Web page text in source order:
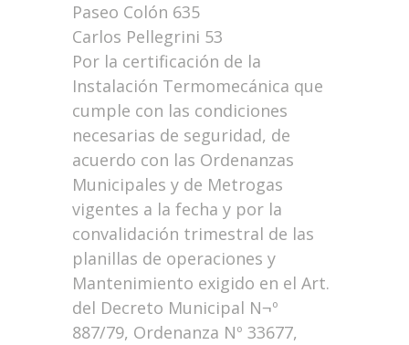
Paseo Colón 635
Carlos Pellegrini 53
Por la certificación de la
Instalación Termomecánica que
cumple con las condiciones
necesarias de seguridad, de
acuerdo con las Ordenanzas
Municipales y de Metrogas
vigentes a la fecha y por la
convalidación trimestral de las
planillas de operaciones y
Mantenimiento exigido en el Art.
del Decreto Municipal N¬º
887/79, Ordenanza Nº 33677,